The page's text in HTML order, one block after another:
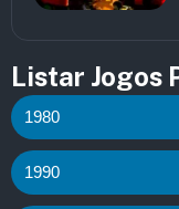
Listar Jogos
1980
1990